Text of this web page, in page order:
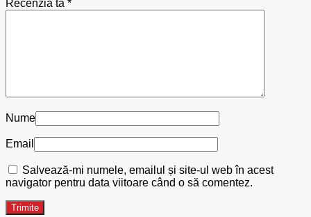
Recenzia ta *
Nume
Email
Salvează-mi numele, emailul și site-ul web în acest
navigator pentru data viitoare când o să comentez.